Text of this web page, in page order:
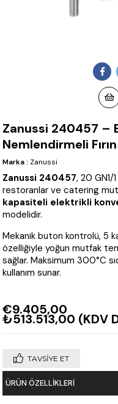
Zanussi 240457 –
Nemlendirmeli
Marka : Zanussi
Zanussi 240457, 20
restoranlar ve catering
kapasiteli elektrikli
modelidir.
Mekanik buton kontrolü, 5
özelliğiyle yoğun mutfak
sağlar. Maksimum 300°C
kullanım sunar.
€9.405,00
₺513.513,00 (KDV
TAVSIYE ET
ÜRÜN ÖZELLIKLERI